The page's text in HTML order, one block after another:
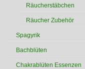
Räucherstäbchen
Räucher Zubehör
Spagyrik
Bachblüten
Chakrablüten Essenzen